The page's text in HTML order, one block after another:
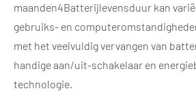
maanden4Batterijlevensduur kan
gebruiks- en
met het veelvuldig vervangen van
handige aan/uit-schakelaar en
technologie.